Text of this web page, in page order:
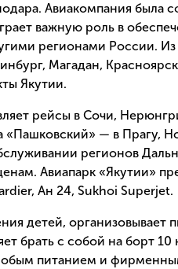
Авиакомпания была
важную роль в
регионами России. Из
Магадан,
Якутии.
рейсы в Сочи,
— в Прагу,
регионов
Авиапарк «Якутии»
Ан 24, Sukhoi Superjet.
детей, организовывает
брать с собой на борт 10
питанием и